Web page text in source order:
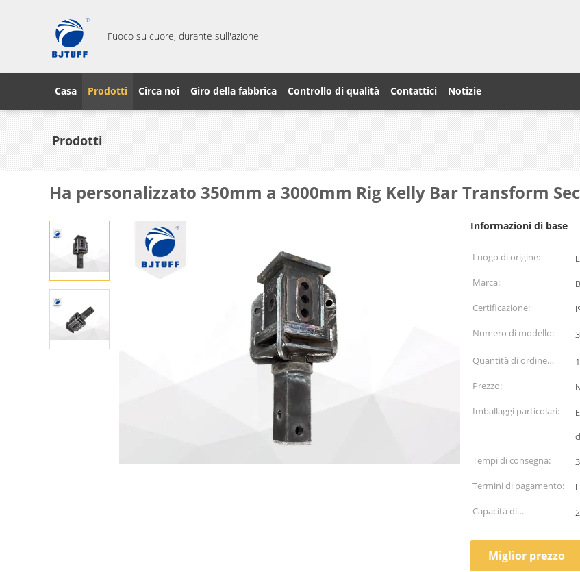
Fuoco su cuore, durante sull'azione
Casa Prodotti Circa noi Giro della fabbrica Controllo di qualità Contattici Notizie
Prodotti
Ha personalizzato 350mm a 3000mm Rig Kelly Bar Transform
Informazioni di base
Luogo di origine:
Marca:
Certificazione:
Numero di modello:
Quantità di ordine
minimo:
Prezzo:
Imballaggi particolari:
Tempi di consegna:
Termini di pagamento:
Capacità di
Miglior prezzo